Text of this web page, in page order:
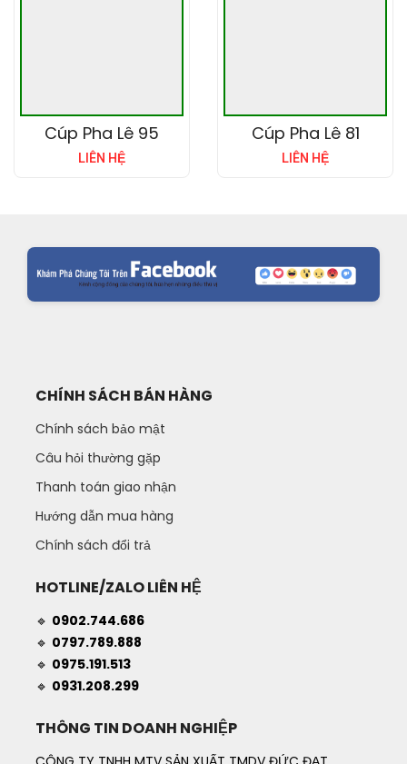
Cúp Pha Lê 95
LIÊN HỆ
Cúp Pha Lê 81
LIÊN HỆ
CHÍNH SÁCH BÁN HÀNG
Chính sách bảo mật
Câu hỏi thường gặp
Thanh toán giao nhận
Hướng dẫn mua hàng
Chính sách đổi trả
HOTLINE/ZALO LIÊN HỆ
🔹 0902.744.686
🔹 0797.789.888
🔹 0975.191.513
🔹 0931.208.299
THÔNG TIN DOANH NGHIỆP